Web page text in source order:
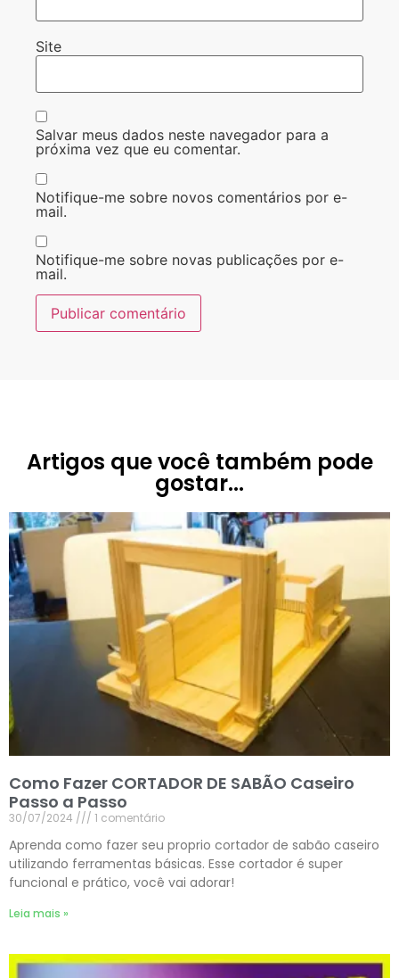
Site
Salvar meus dados neste navegador para a
próxima vez que eu comentar.
Notifique-me sobre novos comentários por e-
mail.
Notifique-me sobre novas publicações por e-
mail.
Artigos que você também pode
gostar...
Como Fazer CORTADOR DE SABÃO Caseiro
Passo a Passo
30/07/2024 1 comentário
Aprenda como fazer seu proprio cortador de sabão caseiro
utilizando ferramentas básicas. Esse cortador é super
funcional e prático, você vai adorar!
Leia mais »